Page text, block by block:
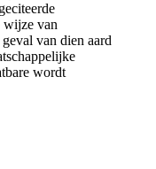
wijze van
van dien aard
wordt